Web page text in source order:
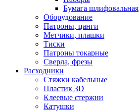
Бумага шлифовальная
Оборудование
Патроны, цанги
Метчики, плашки
Тиски
Патроны токарные
Сверла, фрезы
Расходники
Стяжки кабельные
Пластик 3D
Клеевые стержни
Катушки